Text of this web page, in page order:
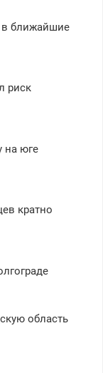
в ближайшие
риск
на юге
кратно
область